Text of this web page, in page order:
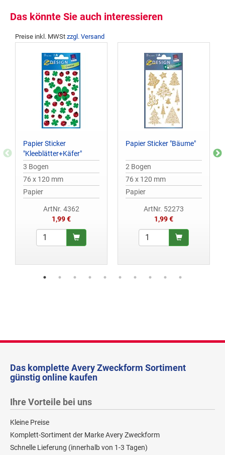
Das könnte Sie auch interessieren
Preise inkl. MWSt zzgl. Versand
Papier Sticker
"Kleeblätter+Käfer"
3 Bogen
76 x 120 mm
Papier
ArtNr. 4362
1,99 €
Papier Sticker "Bäume"
2 Bogen
76 x 120 mm
Papier
ArtNr. 52273
1,99 €
Das komplette Avery Zweckform Sortiment
günstig online kaufen
Ihre Vorteile bei uns
Kleine Preise
Komplett-Sortiment der Marke Avery Zweckform
Schnelle Lieferung (innerhalb von 1-3 Tagen)